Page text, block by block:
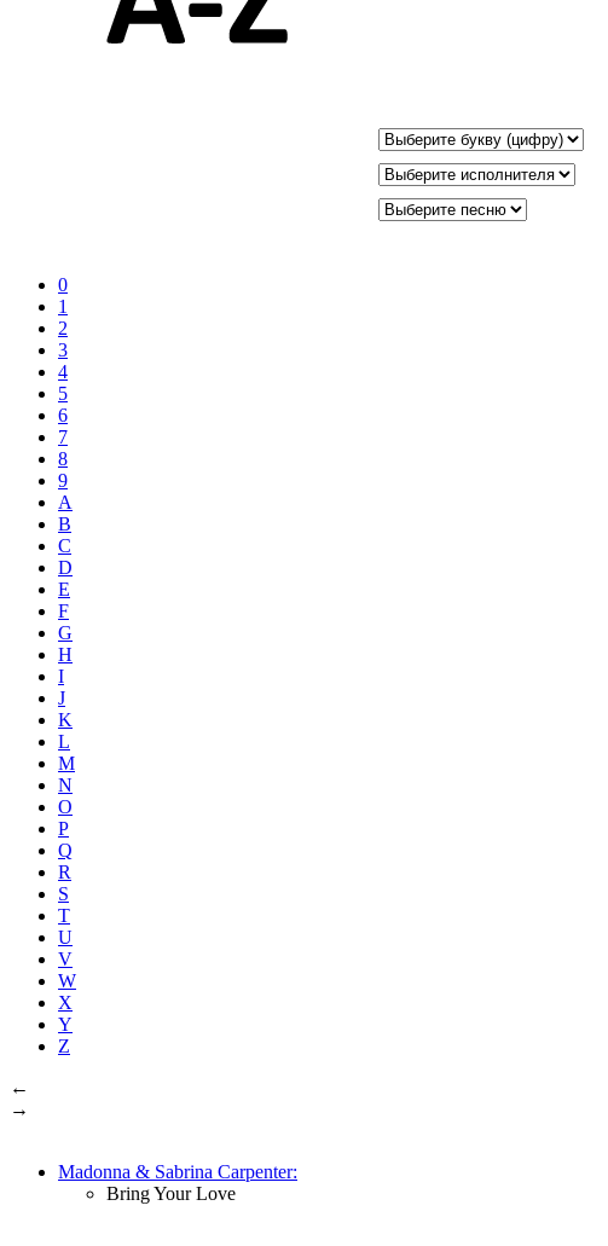
0
1
2
3
4
5
6
7
8
9
A
B
C
D
E
F
G
H
I
J
K
L
M
N
O
P
Q
R
S
T
U
V
W
X
Y
Z
←
→
Madonna & Sabrina Carpenter:
Bring Your Love